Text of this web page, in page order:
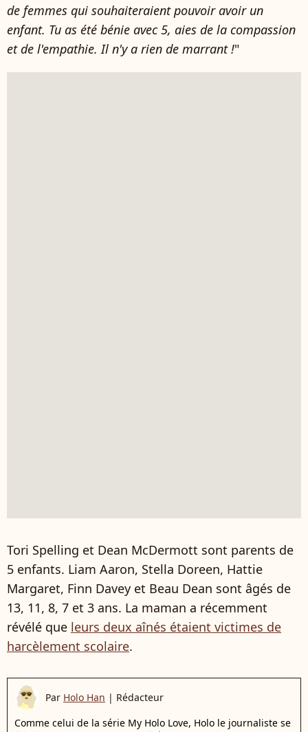
de femmes qui souhaiteraient pouvoir avoir un
enfant. Tu as été bénie avec 5, aies de la compassion
et de l'empathie. Il n'y a rien de marrant !"
Tori Spelling et Dean McDermott sont parents de
5 enfants. Liam Aaron, Stella Doreen, Hattie
Margaret, Finn Davey et Beau Dean sont âgés de
13, 11, 8, 7 et 3 ans. La maman a récemment
révélé que leurs deux aînés étaient victimes de
harcèlement scolaire.
Par Holo Han | Rédacteur
Comme celui de la série My Holo Love, Holo le journaliste se